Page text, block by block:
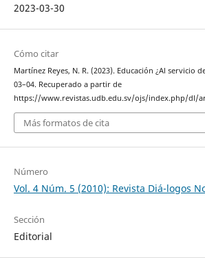
2023-03-30
Cómo citar
Martínez Reyes, N. R. (2023). Educación ¿Al servicio
03–04. Recuperado a partir de
https://www.revistas.udb.edu.sv/ojs/index.php/dl/
Más formatos de cita
Número
Vol. 4 Núm. 5 (2010): Revista Diá-logos
Sección
Editorial